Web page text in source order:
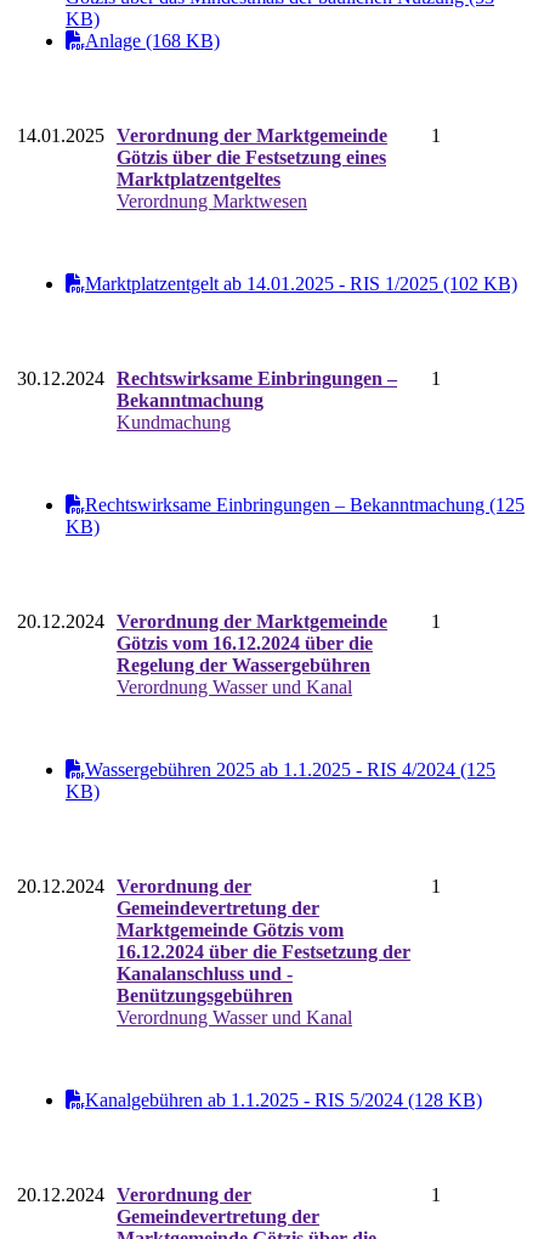
KB)
Anlage (168 KB)
14.01.2025 Verordnung der Marktgemeinde
Götzis über die Festsetzung eines
Marktplatzentgeltes
Verordnung Marktwesen
1
Marktplatzentgelt ab 14.01.2025 - RIS 1/2025 (102 KB)
30.12.2024 Rechtswirksame Einbringungen –
Bekanntmachung
Kundmachung
1
Rechtswirksame Einbringungen – Bekanntmachung (125
KB)
20.12.2024 Verordnung der Marktgemeinde
Götzis vom 16.12.2024 über die
Regelung der Wassergebühren
Verordnung Wasser und Kanal
1
Wassergebühren 2025 ab 1.1.2025 - RIS 4/2024 (125
KB)
20.12.2024 Verordnung der
Gemeindevertretung der
Marktgemeinde Götzis vom
16.12.2024 über die Festsetzung der
Kanalanschluss und -
Benützungsgebühren
Verordnung Wasser und Kanal
1
Kanalgebühren ab 1.1.2025 - RIS 5/2024 (128 KB)
20.12.2024 Verordnung der
Gemeindevertretung der
1